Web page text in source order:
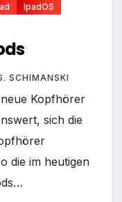
IpadOS
SCHIMANSKI
Kopfhörer
sich die
die im heutigen